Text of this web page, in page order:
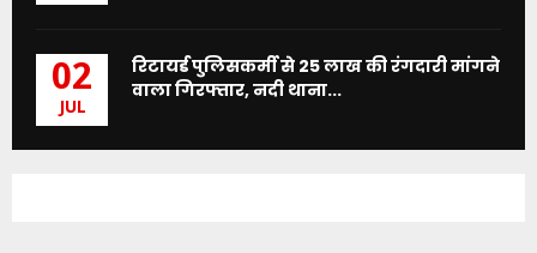
02
JUL
रिटायर्ड पुलिसकर्मी से 25 लाख की रंगदारी मांगने
वाला गिरफ्तार, नदी थाना...